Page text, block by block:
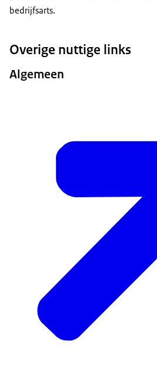
bedrijfsarts.
Overige nuttige links
Algemeen